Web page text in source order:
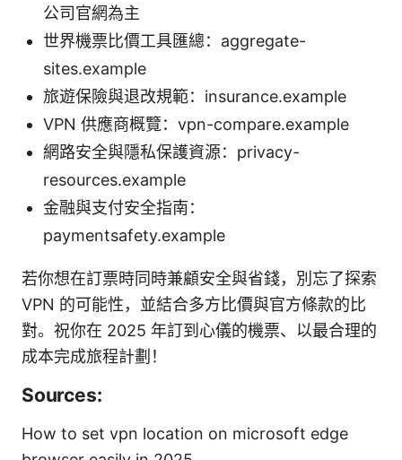
公司官網為主
世界機票比價工具匯總：aggregate-
sites.example
旅遊保險與退改規範：insurance.example
VPN 供應商概覽：vpn-compare.example
網路安全與隱私保護資源：privacy-
resources.example
金融與支付安全指南：
paymentsafety.example
若你想在訂票時同時兼顧安全與省錢，別忘了探索
VPN 的可能性，並結合多方比價與官方條款的比
對。祝你在 2025 年訂到心儀的機票、以最合理的
成本完成旅程計劃！
Sources:
How to set vpn location on microsoft edge